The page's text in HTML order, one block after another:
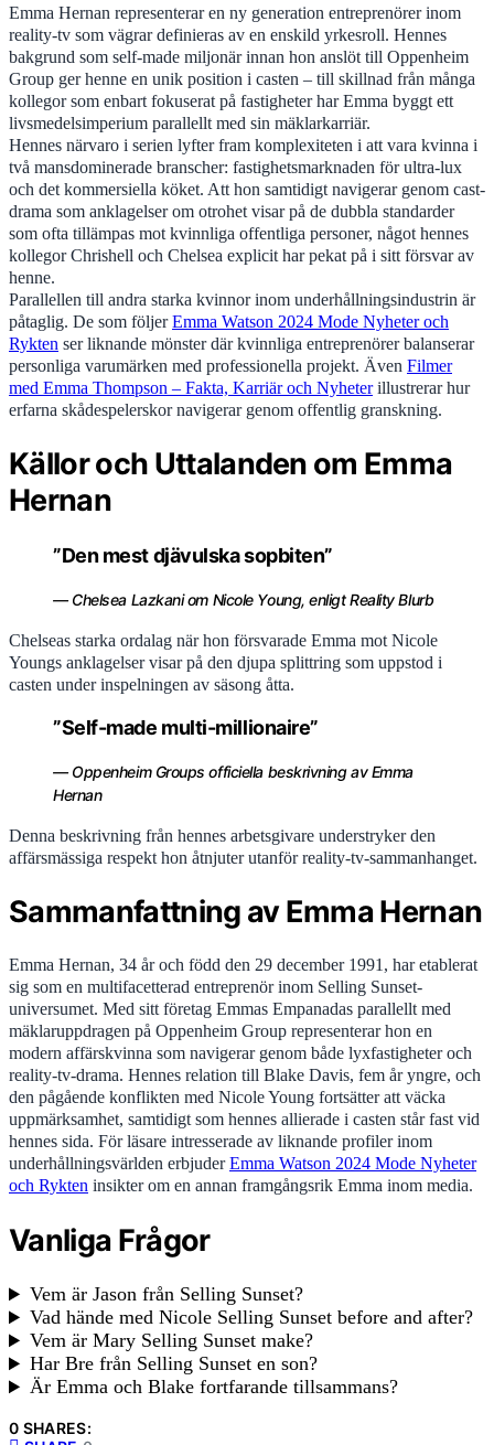
Emma Hernan representerar en ny generation entreprenörer inom
reality-tv som vägrar definieras av en enskild yrkesroll. Hennes
bakgrund som self-made miljonär innan hon anslöt till Oppenheim
Group ger henne en unik position i casten – till skillnad från många
kollegor som enbart fokuserat på fastigheter har Emma byggt ett
livsmedelsimperium parallellt med sin mäklarkarriär.
Hennes närvaro i serien lyfter fram komplexiteten i att vara kvinna i
två mansdominerade branscher: fastighetsmarknaden för ultra-lux
och det kommersiella köket. Att hon samtidigt navigerar genom cast-
drama som anklagelser om otrohet visar på de dubbla standarder
som ofta tillämpas mot kvinnliga offentliga personer, något hennes
kollegor Chrishell och Chelsea explicit har pekat på i sitt försvar av
henne.
Parallellen till andra starka kvinnor inom underhållningsindustrin är
påtaglig. De som följerEmma Watson 2024 Mode Nyheter och
Rykten ser liknande mönster där kvinnliga entreprenörer balanserar
personliga varumärken med professionella projekt. Även Filmer
med Emma Thompson – Fakta, Karriär och Nyheterillustrerar hur
erfarna skådespelerskor navigerar genom offentlig granskning.
Källor och Uttalanden om Emma
Hernan
”Den mest djävulska sopbiten”
— Chelsea Lazkani om Nicole Young, enligt Reality Blurb
Chelseas starka ordalag när hon försvarade Emma mot Nicole
Youngs anklagelser visar på den djupa splittring som uppstod i
casten under inspelningen av säsong åtta.
”Self-made multi-millionaire”
— Oppenheim Groups officiella beskrivning av Emma
Hernan
Denna beskrivning från hennes arbetsgivare understryker den
affärsmässiga respekt hon åtnjuter utanför reality-tv-sammanhanget.
Sammanfattning av Emma Hernan
Emma Hernan, 34 år och född den 29 december 1991, har etablerat
sig som en multifacetterad entreprenör inom Selling Sunset-
universumet. Med sitt företag Emmas Empanadas parallellt med
mäklaruppdragen på Oppenheim Group representerar hon en
modern affärskvinna som navigerar genom både lyxfastigheter och
reality-tv-drama. Hennes relation till Blake Davis, fem år yngre, och
den pågående konflikten med Nicole Young fortsätter att väcka
uppmärksamhet, samtidigt som hennes allierade i casten står fast vid
hennes sida. För läsare intresserade av liknande profiler inom
underhållningsvärlden erbjuderEmma Watson 2024 Mode Nyheter
och Rykten insikter om en annan framgångsrik Emma inom media.
Vanliga Frågor
Vem är Jason från Selling Sunset?
Vad hände med Nicole Selling Sunset before and after?
Vem är Mary Selling Sunset make?
Har Bre från Selling Sunset en son?
Är Emma och Blake fortfarande tillsammans?
0 SHARES: